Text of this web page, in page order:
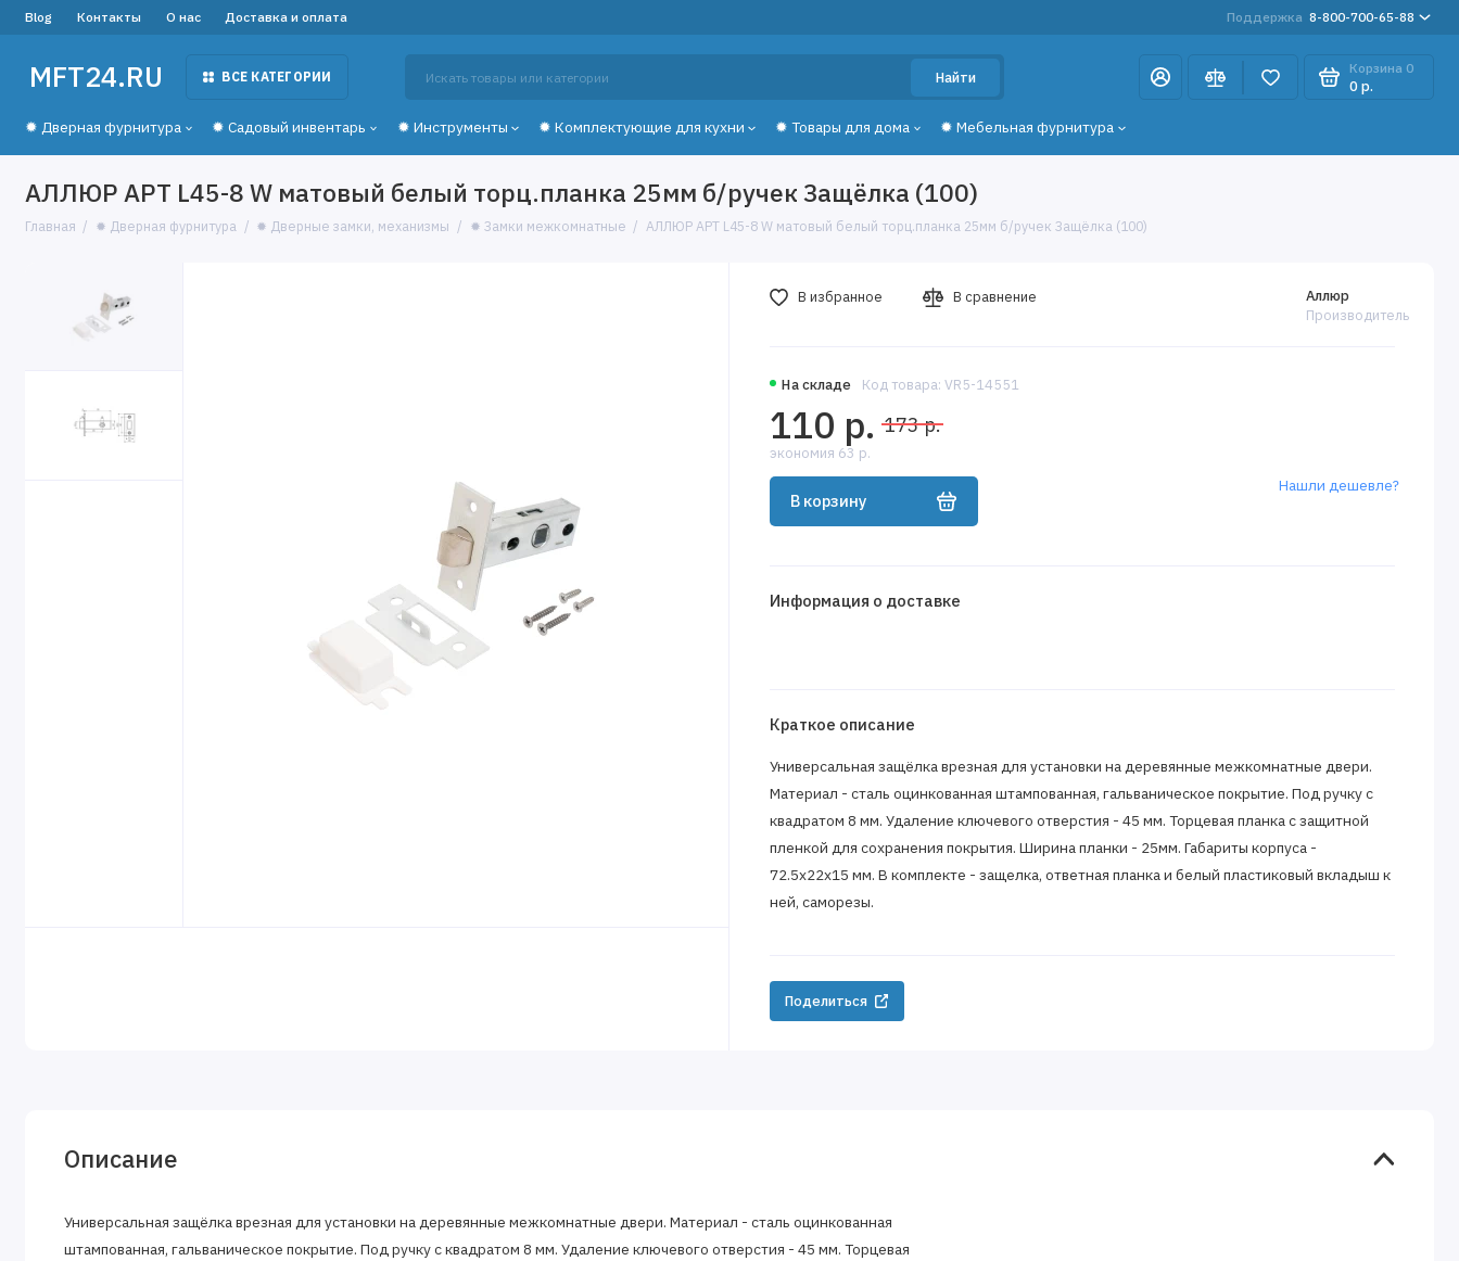
Blog Контакты О нас Доставка и оплата Поддержка 8-800-700-65-88
MFT24.RU ВСЕ КАТЕГОРИИ Найти
Корзина 0
0 р.
✹ Дверная фурнитура ✹ Садовый инвентарь ✹ Инструменты ✹ Комплектующие для кухни ✹ Товары для дома ✹ Мебельная фурнитура
АЛЛЮР АРТ L45-8 W матовый белый торц.планка 25мм б/ручек Защёлка (100)
Главная ✹ Дверная фурнитура ✹ Дверные замки, механизмы ✹ Замки межкомнатные АЛЛЮР АРТ L45-8 W матовый белый торц.планка 25мм б/ручек Защёлка (100)
На складе Код товара: VR5-14551
Аллюр
Производитель
110 р. 173 р.
экономия 63 р.
В корзину
Нашли дешевле?
В избранное В сравнение
Информация о доставке
Краткое описание
Универсальная защёлка врезная для установки на деревянные межкомнатные двери.
Материал - сталь оцинкованная штампованная, гальваническое покрытие. Под ручку с
квадратом 8 мм. Удаление ключевого отверстия - 45 мм. Торцевая планка с защитной
пленкой для сохранения покрытия. Ширина планки - 25мм. Габариты корпуса -
72.5х22х15 мм. В комплекте - защелка, ответная планка и белый пластиковый вкладыш к
ней, саморезы.
Поделиться
Описание
Универсальная защёлка врезная для установки на деревянные межкомнатные двери. Материал - сталь оцинкованная
штампованная, гальваническое покрытие. Под ручку с квадратом 8 мм. Удаление ключевого отверстия - 45 мм. Торцевая